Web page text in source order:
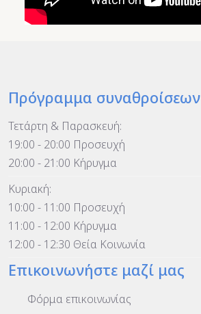
Πρόγραμμα συναθροίσεων
Τετάρτη & Παρασκευή:
19:00 - 20:00 Προσευχή
20:00 - 21:00 Κήρυγμα
Κυριακή:
10:00 - 11:00 Προσευχή
11:00 - 12:00 Κήρυγμα
12:00 - 12:30 Θεία Κοινωνία
Επικοινωνήστε μαζί μας
Φόρμα επικοινωνίας